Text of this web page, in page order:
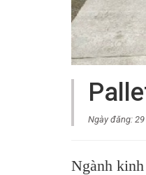
Ngày đăng:
Ngành